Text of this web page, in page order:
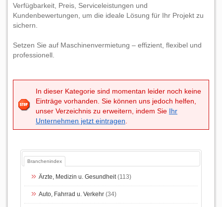
Verfügbarkeit, Preis, Serviceleistungen und
Kundenbewertungen, um die ideale Lösung für Ihr Projekt zu
sichern.
Setzen Sie auf Maschinenvermietung – effizient, flexibel und
professionell.
In dieser Kategorie sind momentan leider noch keine
Einträge vorhanden. Sie können uns jedoch helfen,
unser Verzeichnis zu erweitern, indem Sie Ihr
Unternehmen jetzt eintragen
Branchenindex
Ärzte, Medizin u. Gesundheit(113)
Auto, Fahrrad u. Verkehr (34)